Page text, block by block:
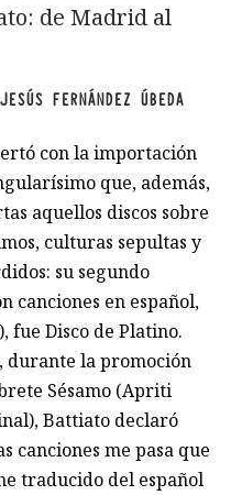
de Madrid al
JESÚS FERNÁNDEZ ÚBEDA
con la importación
que, además,
aquellos discos sobre
culturas sepultas y
su segundo
canciones en español,
fue Disco de Platino.
durante la promoción
Sésamo (Apriti
Battiato declaró
canciones me pasa que
traducido del español